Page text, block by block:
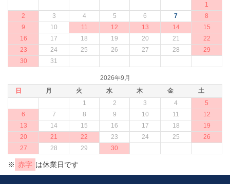
1
2
3 4 5 6 7
8
9
10 11 12 13 14
15
16
17 18 19 20 21
22
23
24 25 26 27 28
29
30
31
2026年9月
日
月 火 水 木 金
土
1
2 3 4
5
6
7 8 9 10 11
12
13
14 15 16 17 18
19
20
21 22 23 24 25
26
27
28 29 30
※ 赤字 は休業日です